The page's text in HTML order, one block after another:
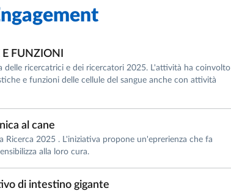
FUNZIONI
ricercatrici e dei ricercatori 2025. L'attività ha coinvolto
e funzioni delle cellule del sangue anche con attività
al cane
Ricerca 2025 . L'iniziativa propone un'eprerienza che fa
alla loro cura.
di intestino gigante